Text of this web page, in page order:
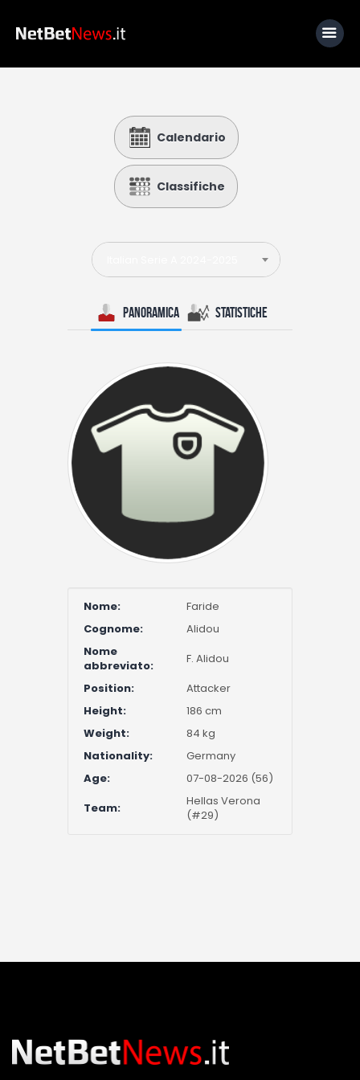
Calcio
Basket
Tennis
Lo Sapevi Che
I consigli di Giulia
Calendario
Classifiche
Panoramica Statistiche
Nome:
Faride
Cognome:
Alidou
Nome
abbreviato:
F. Alidou
Position:
Attacker
Height:
186 cm
Weight:
84 kg
Nationality:
Germany
Age:
07-08-2026 (56)
Team:
Hellas Verona
(#29)